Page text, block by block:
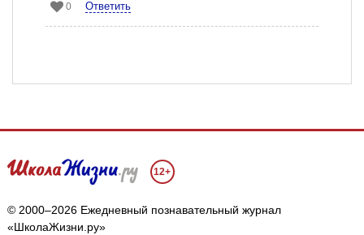
0 Ответить
12+
© 2000–2026 Ежедневный познавательный журнал
«ШколаЖизни.ру»